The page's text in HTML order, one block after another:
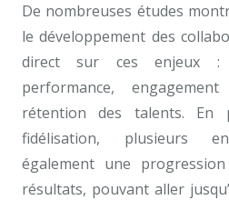
De nombreuses études
le développement des
direct sur ces enjeux :
performance,
rétention des talents. En
fidélisation, plusieurs
également une
résultats, pouvant aller